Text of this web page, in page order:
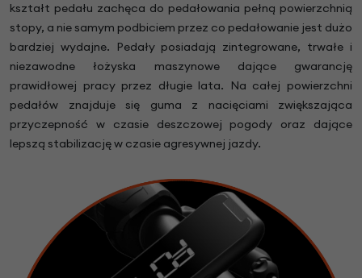
kształt pedału zachęca do pedałowania pełną powierzchnią
stopy, a nie samym podbiciem przez co pedałowanie jest dużo
bardziej wydajne. Pedały posiadają zintegrowane, trwałe i
niezawodne łożyska maszynowe dające gwarancję
prawidłowej pracy przez długie lata. Na całej powierzchni
pedałów znajduje się guma z nacięciami zwiększająca
przyczepność w czasie deszczowej pogody oraz dające
lepszą stabilizację w czasie agresywnej jazdy.